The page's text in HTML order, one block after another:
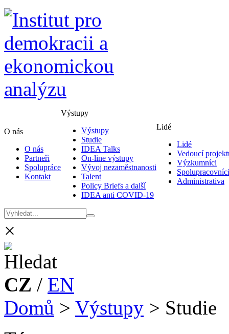
O nás
O nás
Partneři
Spolupráce
Kontakt
Výstupy
Výstupy
Studie
IDEA Talks
On-line výstupy
Vývoj nezaměstnanosti
Talent
Policy Briefs a další
IDEA anti COVID-19
Lidé
Lidé
Vedoucí
Výzkumníci
Spolupracovníci
Administrativa
×
CZ / EN
Domů > Výstupy > Studie